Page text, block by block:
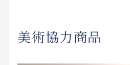
美術協力商品